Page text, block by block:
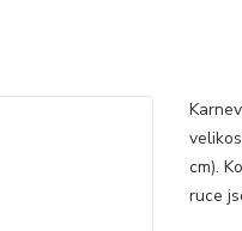
cm).
ruce